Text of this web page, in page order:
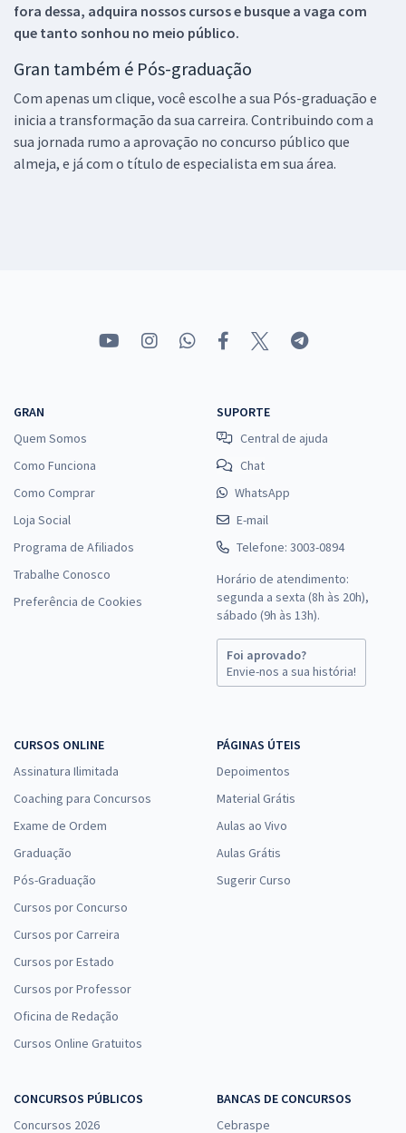
fora dessa, adquira nossos cursos e busque a vaga com
que tanto sonhou no meio público.
Gran também é Pós-graduação
Com apenas um clique, você escolhe a sua Pós-graduação e
inicia a transformação da sua carreira. Contribuindo com a
sua jornada rumo a aprovação no concurso público que
almeja, e já com o título de especialista em sua área.
GRAN
Quem Somos
Como Funciona
Como Comprar
Loja Social
Programa de Afiliados
Trabalhe Conosco
Preferência de Cookies
SUPORTE
Central de ajuda
Chat
WhatsApp
E-mail
Telefone: 3003-0894
Horário de atendimento:
segunda a sexta (8h às 20h),
sábado (9h às 13h).
Foi aprovado?
Envie-nos a sua história!
CURSOS ONLINE
Assinatura Ilimitada
Coaching para Concursos
Exame de Ordem
Graduação
Pós-Graduação
Cursos por Concurso
Cursos por Carreira
Cursos por Estado
Cursos por Professor
Oficina de Redação
Cursos Online Gratuitos
PÁGINAS ÚTEIS
Depoimentos
Material Grátis
Aulas ao Vivo
Aulas Grátis
Sugerir Curso
CONCURSOS PÚBLICOS
Concursos 2026
BANCAS DE CONCURSOS
Cebraspe